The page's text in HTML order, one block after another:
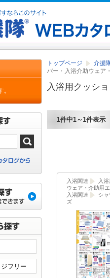
トップページ
介援
バー・入浴介助ウェア
入浴用クッシ
1件中1～1件表示
入浴関連
入
ウェア・介助用
入浴関連
シ
ズ
フリー